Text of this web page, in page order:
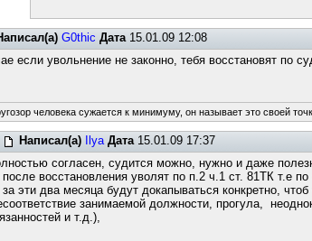
G0thic Дата15.01.09 12:08
если увольнение не законно, тебя восстановят по
человека сужается к минимуму, он называет это своей
Написал(а) Ilya Дата15.01.09 17:37
согласен, судится можно, нужно и даже
после восстановления уволят по п.2 ч.1 ст. 81ТК т.е
за эти два месяца будут докапываться конкретно,
занимаемой должности, прогула,
и т.д.),